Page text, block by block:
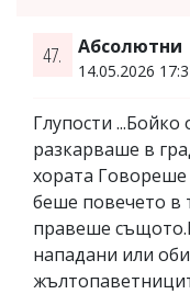
47. Абсолютни
14.05.2026
Глупости ...Бойко
разкарваше в
хората
беше повечето в
правеше
нападани или